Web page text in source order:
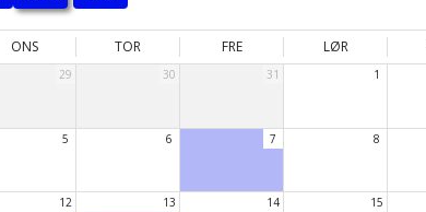
ONS TOR FRE LØR
29 30 31 1
5 6 7 8
12 13 14 15